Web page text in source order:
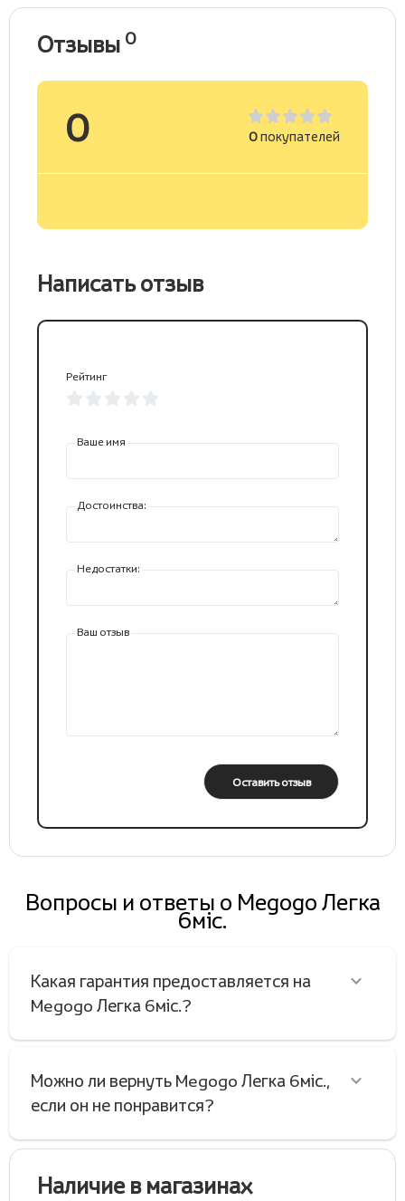
Отзывы 0
0 0покупателей
Написать отзыв
Рейтинг
Ваше имя
Достоинства:
Недостатки:
Ваш отзыв
Оставить отзыв
Вопросы и ответы о Megogo Легка
6міс.
Какая гарантия предоставляется на
Megogo Легка 6міс.?
Можно ли вернуть Megogo Легка 6міс.,
если он не понравится?
Наличие в магазинах